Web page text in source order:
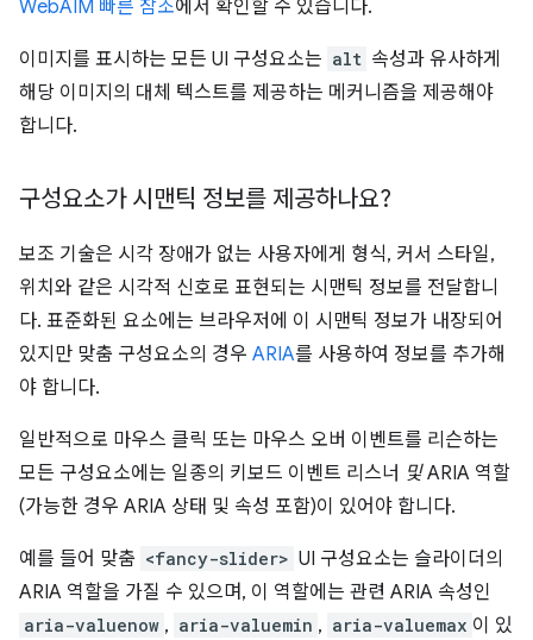
WebAIM 빠른 참조에서 확인할 수 있습니다.
이미지를 표시하는 모든 UI 구성요소는 alt 속성과 유사하게
해당 이미지의 대체 텍스트를 제공하는 메커니즘을 제공해야
합니다.
구성요소가 시맨틱 정보를 제공하나요?
보조 기술은 시각 장애가 없는 사용자에게 형식, 커서 스타일,
위치와 같은 시각적 신호로 표현되는 시맨틱 정보를 전달합니
다. 표준화된 요소에는 브라우저에 이 시맨틱 정보가 내장되어
있지만 맞춤 구성요소의 경우 ARIA를 사용하여 정보를 추가해
야 합니다.
일반적으로 마우스 클릭 또는 마우스 오버 이벤트를 리슨하는
모든 구성요소에는 일종의 키보드 이벤트 리스너 및ARIA 역할
(가능한 경우 ARIA 상태 및 속성 포함)이 있어야 합니다.
예를 들어 맞춤 <fancy-slider> UI 구성요소는 슬라이더의
ARIA 역할을 가질 수 있으며, 이 역할에는 관련 ARIA 속성인
aria-valuenow , aria-valuemin , aria-valuemax 이 있